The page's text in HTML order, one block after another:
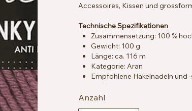
Accessoires, Kissen und
Technische Spezifikationen
Zusammensetzung: 100 %
Gewicht: 100 g
Länge: ca. 116 m
Kategorie: Aran
Empfohlene Häkelnadeln und
Besondere Merkmale: Anti-
Pflegehinweise:
Anzahl